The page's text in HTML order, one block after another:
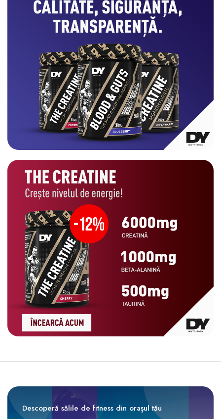
Descoperă sălile de fitness din orașul tău